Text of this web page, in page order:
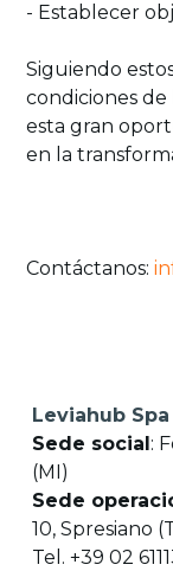
- Establecer
Siguiendo
condiciones
esta gran
en la
Contáctanos:
Leviahub Spa
Sede social:
(MI)
Sede
10, Spresiano
Tel. +39 02